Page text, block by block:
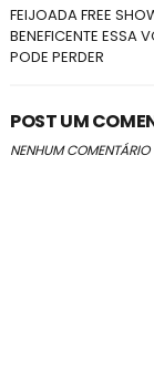
FEIJOADA FREE
BENEFICENTE ESSA
PODE PERDER
POST UM
NENHUM COMENTÁRIO